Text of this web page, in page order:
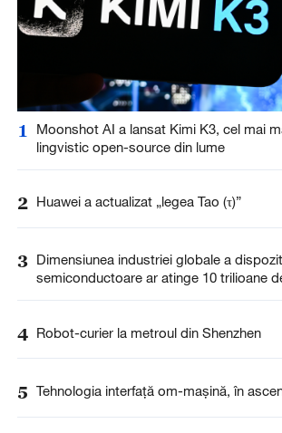
1
Moonshot AI a lansat Kimi K3, cel mai
lingvistic open-source din lume
2 Huawei a actualizat „legea Tao (τ)”
3 Dimensiunea industriei globale a
semiconductoare ar atinge 10 trilioane
4 Robot-curier la metroul din Shenzhen
5 Tehnologia interfață om-mașină, în